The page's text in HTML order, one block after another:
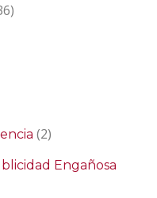
(2)
Engañosa